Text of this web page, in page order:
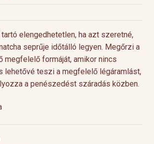
elengedhetetlen, ha azt szeretné,
seprűje időtálló legyen. Megőrzi a
megfelelő formáját, amikor nincs
lehetővé teszi a megfelelő légáramlást,
a penészedést száradás közben.